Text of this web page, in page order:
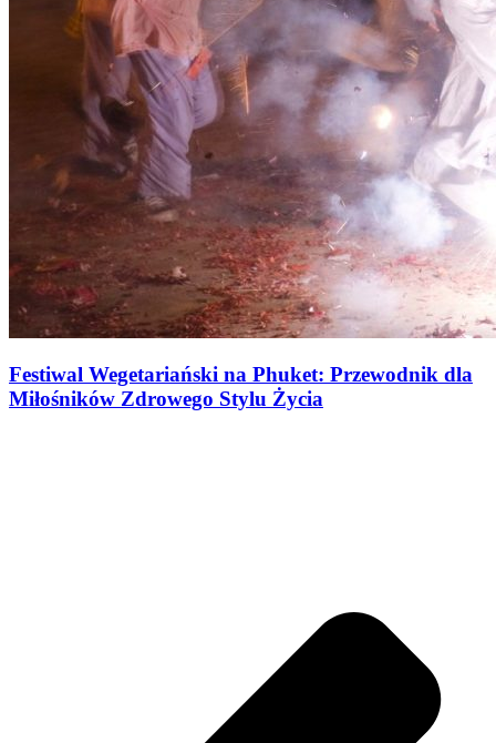
Festiwal Wegetariański na Phuket: Przewodnik dla
Miłośników Zdrowego Stylu Życia